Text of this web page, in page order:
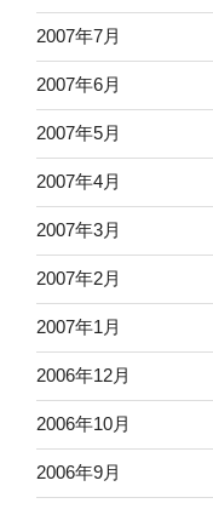
2007年7月
2007年6月
2007年5月
2007年4月
2007年3月
2007年2月
2007年1月
2006年12月
2006年10月
2006年9月